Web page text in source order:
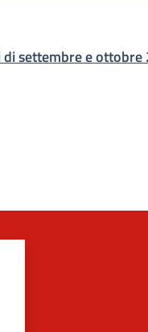
settembre e ottobre